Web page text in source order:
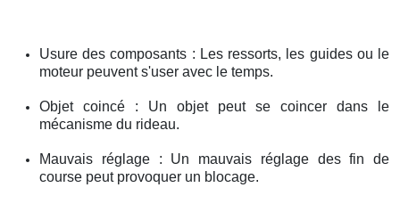
Usure des composants : Les ressorts, les guides ou le
moteur peuvent s'user avec le temps.
Objet coincé : Un objet peut se coincer dans le
mécanisme du rideau.
Mauvais réglage : Un mauvais réglage des fin de
course peut provoquer un blocage.